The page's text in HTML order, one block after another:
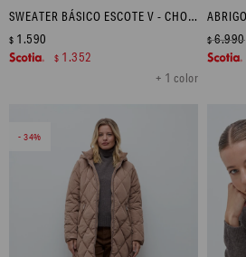
SWEATER BÁSICO ESCOTE V - CHOCOLATE
+ 1 color
$ 1.590
$ 1.352
$6.990
34